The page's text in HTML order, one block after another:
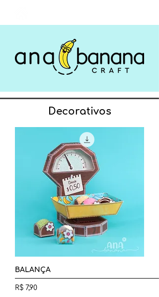
BALANÇA
Preço
R$ 7,90
Decorativos